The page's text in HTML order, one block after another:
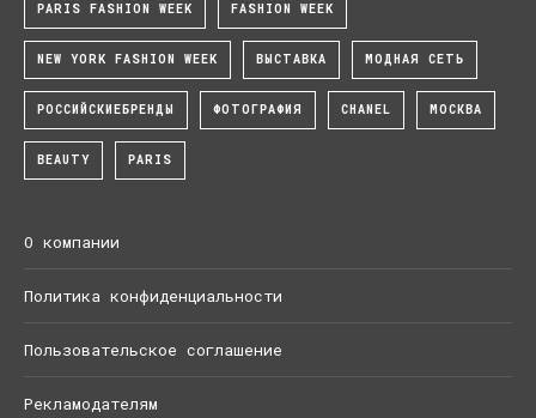
PARIS FASHION WEEK FASHION WEEK
NEW YORK FASHION WEEK ВЫСТАВКА МОДНАЯ СЕТЬ
РОССИЙСКИЕБРЕНДЫ ФОТОГРАФИЯ CHANEL МОСКВА
BEAUTY PARIS
О компании
Политика конфиденциальности
Пользовательское соглашение
Рекламодателям